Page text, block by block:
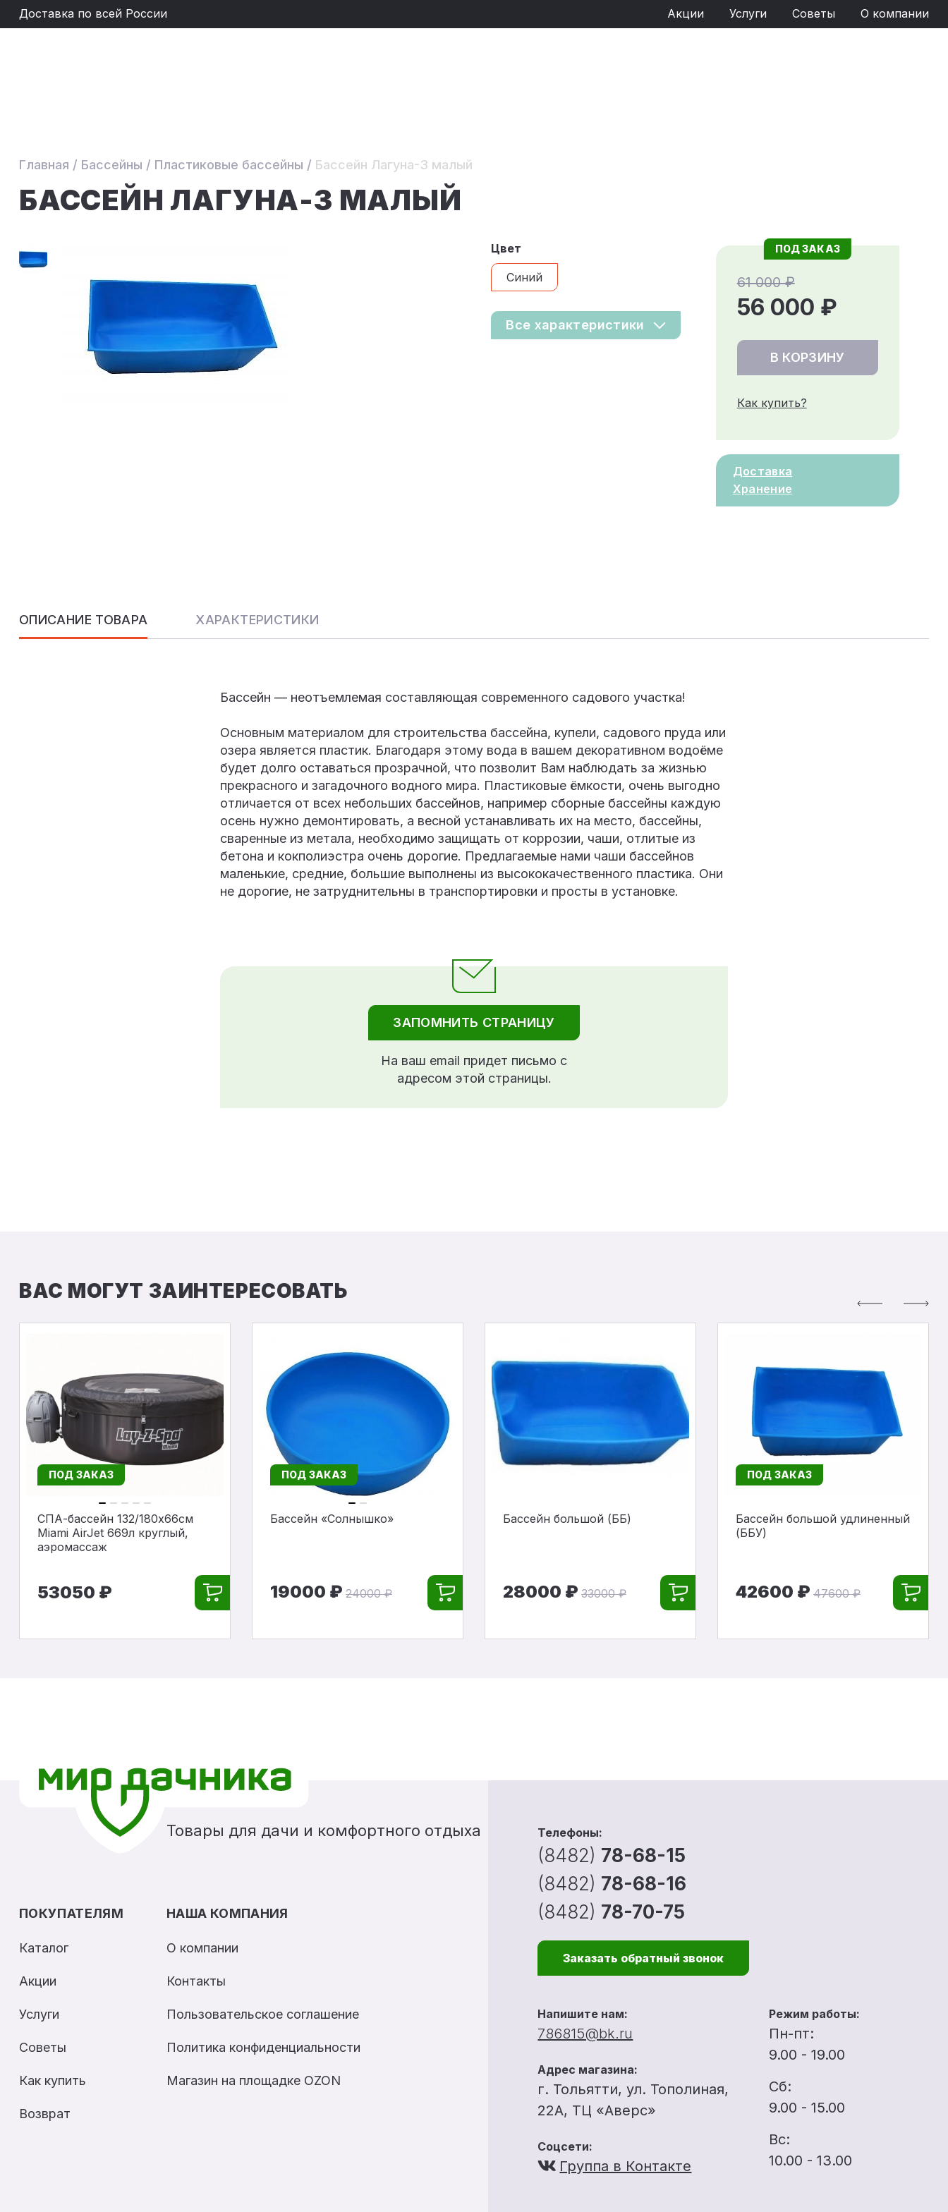
Доставка по всей России Акции Услуги Советы О компании
Главная / Бассейны / Пластиковые бассейны / Бассейн Лагуна-3 малый
БАССЕЙН ЛАГУНА-3 МАЛЫЙ
Цвет
Синий
Все характеристики
ПОД ЗАКАЗ
61 000 ₽
56 000 ₽
В КОРЗИНУ
Как купить?
Доставка
Хранение
ОПИСАНИЕ ТОВАРА ХАРАКТЕРИСТИКИ
Бассейн — неотъемлемая составляющая современного садового участка!
Основным материалом для строительства бассейна, купели, садового пруда или
озера является пластик. Благодаря этому вода в вашем декоративном водоёме
будет долго оставаться прозрачной, что позволит Вам наблюдать за жизнью
прекрасного и загадочного водного мира. Пластиковые ёмкости, очень выгодно
отличается от всех небольших бассейнов, например сборные бассейны каждую
осень нужно демонтировать, а весной устанавливать их на место, бассейны,
сваренные из метала, необходимо защищать от коррозии, чаши, отлитые из
бетона и кокполиэстра очень дорогие. Предлагаемые нами чаши бассейнов
маленькие, средние, большие выполнены из высококачественного пластика. Они
не дорогие, не затруднительны в транспортировки и просты в установке.
ЗАПОМНИТЬ СТРАНИЦУ
На ваш email придет письмо с
адресом этой страницы.
ВАС МОГУТ ЗАИНТЕРЕСОВАТЬ
ПОД ЗАКАЗ
СПА-бассейн 132/180х66см
Miami AirJet 669л круглый,
аэромассаж
53050 ₽
ПОД ЗАКАЗ
Бассейн «Солнышко»
19000 ₽ 24000 ₽
Бассейн большой (ББ)
28000 ₽ 33000 ₽
ПОД ЗАКАЗ
Бассейн большой удлиненный
(ББУ)
42600 ₽ 47600 ₽
Товары для дачи и комфортного отдыха
ПОКУПАТЕЛЯМ
Каталог
Акции
Услуги
Советы
Как купить
Возврат
НАША КОМПАНИЯ
О компании
Контакты
Пользовательское соглашение
Политика конфиденциальности
Магазин на площадке OZON
Телефоны:
(8482) 78-68-15
(8482) 78-68-16
(8482) 78-70-75
Заказать обратный звонок
Напишите нам:
786815@bk.ru
Адрес магазина:
г. Тольятти, ул. Тополиная,
22А, ТЦ «Аверс»
Соцсети:
Группа в Контакте
Режим работы:
Пн-пт:
9.00 - 19.00
Сб:
9.00 - 15.00
Вс:
10.00 - 13.00